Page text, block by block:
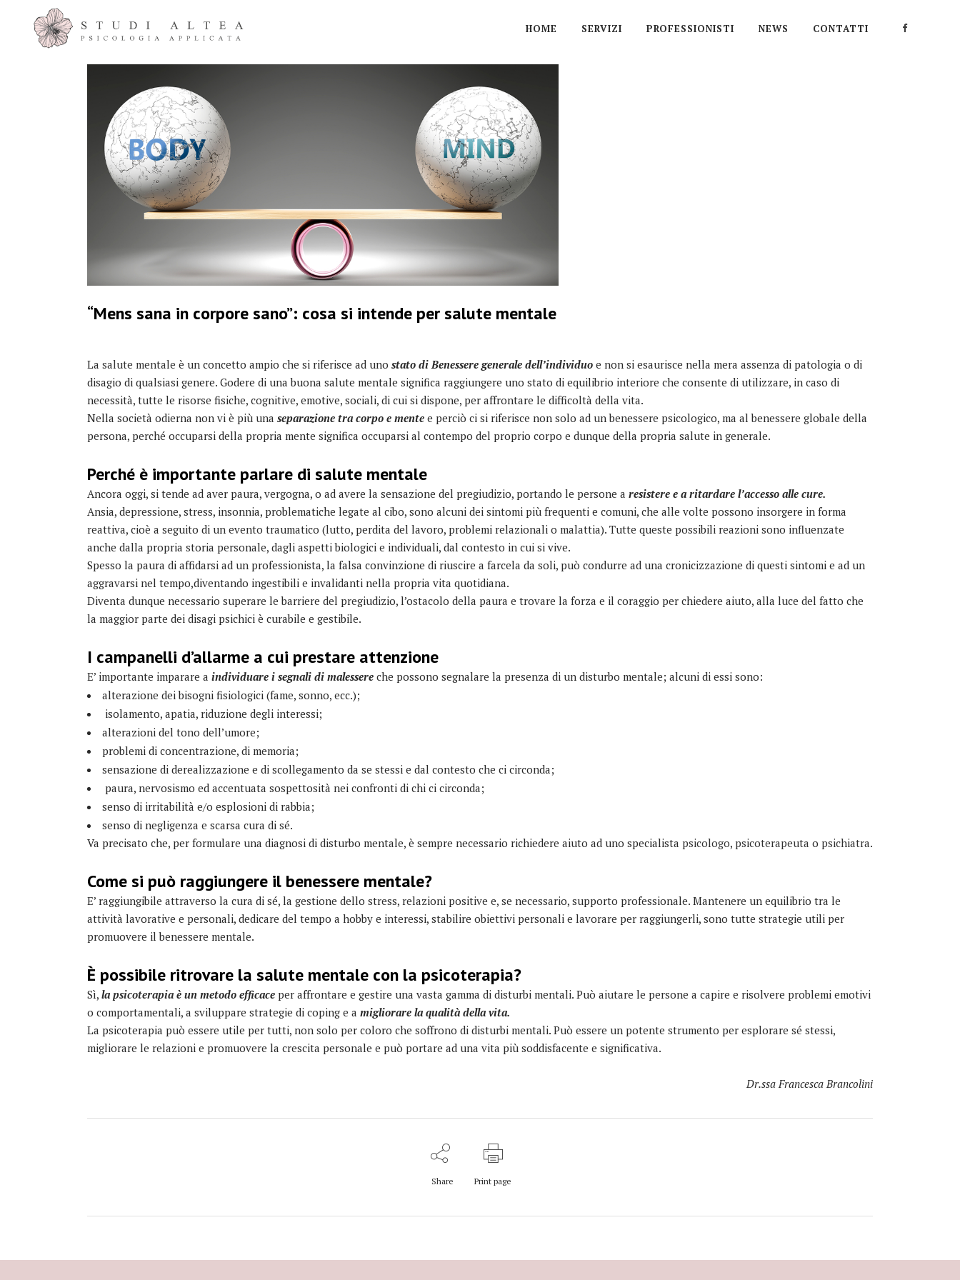
HOME SERVIZI PROFESSIONISTI NEWS CONTATTI
“Mens sana in corpore sano”: cosa si intende per salute mentale
La salute mentale è un concetto ampio che si riferisce ad uno stato di Benessere generale dell’individuo e non si esaurisce nella mera assenza di patologia o di
disagio di qualsiasi genere. Godere di una buona salute mentale significa raggiungere uno stato di equilibrio interiore che consente di utilizzare, in caso di
necessità, tutte le risorse fisiche, cognitive, emotive, sociali, di cui si dispone, per affrontare le difficoltà della vita.
Nella società odierna non vi è più una separazione tra corpo e mente e perciò ci si riferisce non solo ad un benessere psicologico, ma al benessere globale della
persona, perché occuparsi della propria mente significa occuparsi al contempo del proprio corpo e dunque della propria salute in generale.
Perché è importante parlare di salute mentale
Ancora oggi, si tende ad aver paura, vergogna, o ad avere la sensazione del pregiudizio, portando le persone a resistere e a ritardare l’accesso alle cure.
Ansia, depressione, stress, insonnia, problematiche legate al cibo, sono alcuni dei sintomi più frequenti e comuni, che alle volte possono insorgere in forma
reattiva, cioè a seguito di un evento traumatico (lutto, perdita del lavoro, problemi relazionali o malattia). Tutte queste possibili reazioni sono influenzate
anche dalla propria storia personale, dagli aspetti biologici e individuali, dal contesto in cui si vive.
Spesso la paura di affidarsi ad un professionista, la falsa convinzione di riuscire a farcela da soli, può condurre ad una cronicizzazione di questi sintomi e ad un
aggravarsi nel tempo,diventando ingestibili e invalidanti nella propria vita quotidiana.
Diventa dunque necessario superare le barriere del pregiudizio, l’ostacolo della paura e trovare la forza e il coraggio per chiedere aiuto, alla luce del fatto che
la maggior parte dei disagi psichici è curabile e gestibile.
I campanelli d’allarme a cui prestare attenzione
E’ importante imparare a individuare i segnali di malessere che possono segnalare la presenza di un disturbo mentale; alcuni di essi sono:
alterazione dei bisogni fisiologici (fame, sonno, ecc.);
isolamento, apatia, riduzione degli interessi;
alterazioni del tono dell’umore;
problemi di concentrazione, di memoria;
sensazione di derealizzazione e di scollegamento da se stessi e dal contesto che ci circonda;
paura, nervosismo ed accentuata sospettosità nei confronti di chi ci circonda;
senso di irritabilità e/o esplosioni di rabbia;
senso di negligenza e scarsa cura di sé.
Va precisato che, per formulare una diagnosi di disturbo mentale, è sempre necessario richiedere aiuto ad uno specialista psicologo, psicoterapeuta o psichiatra.
Come si può raggiungere il benessere mentale?
E’ raggiungibile attraverso la cura di sé, la gestione dello stress, relazioni positive e, se necessario, supporto professionale. Mantenere un equilibrio tra le
attività lavorative e personali, dedicare del tempo a hobby e interessi, stabilire obiettivi personali e lavorare per raggiungerli, sono tutte strategie utili per
promuovere il benessere mentale.
È possibile ritrovare la salute mentale con la psicoterapia?
Sì, la psicoterapia è un metodo efficace per affrontare e gestire una vasta gamma di disturbi mentali. Può aiutare le persone a capire e risolvere problemi emotivi
o comportamentali, a sviluppare strategie di coping e a migliorare la qualità della vita.
La psicoterapia può essere utile per tutti, non solo per coloro che soffrono di disturbi mentali. Può essere un potente strumento per esplorare sé stessi,
migliorare le relazioni e promuovere la crescita personale e può portare ad una vita più soddisfacente e significativa.
Dr.ssa Francesca Brancolini
Share Print page